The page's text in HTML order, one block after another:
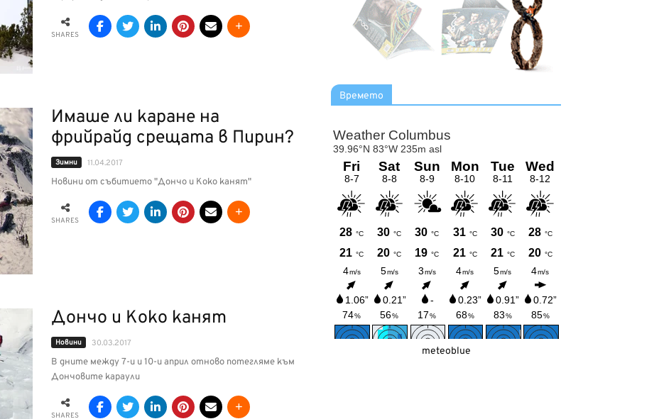
SHARES
Имаше ли каране на
фрийрайд срещата в Пирин?
Зимни 11.04.2017
Новини от събитието "Дончо и Коко канят"
SHARES
Дончо и Коко канят
Новини 30.03.2017
В дните между 7-и и 10-и април отново потегляме към
Дончовите караули
SHARES
Времето
meteoblue